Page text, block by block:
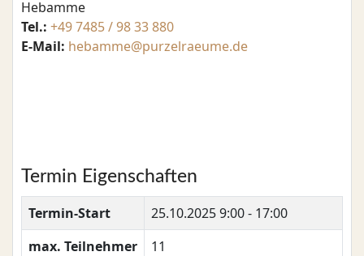
Hebamme
Tel.: +49 7485 / 98 33 880
E-Mail: hebamme@purzelraeume.de
Termin Eigenschaften
Termin-Start 25.10.20259:00 - 17:00
max. Teilnehmer
11